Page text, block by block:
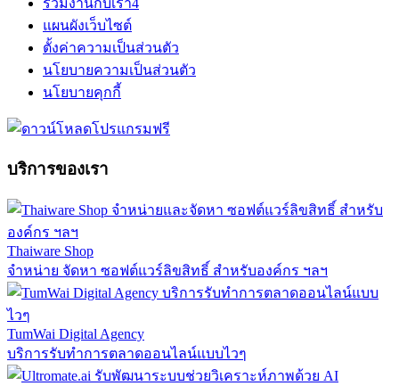
แผนผังเว็บไซต์
ตั้งค่าความเป็นส่วนตัว
นโยบายความเป็นส่วนตัว
นโยบายคุกกี้
บริการของเรา
Thaiware Shop
จำหน่าย จัดหา ซอฟต์แวร์ลิขสิทธิ์ สำหรับองค์กร ฯลฯ
TumWai Digital Agency
บริการรับทำการตลาดออนไลน์แบบไวๆ